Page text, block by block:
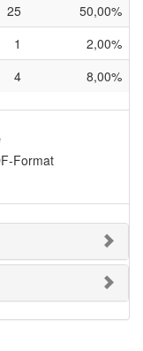
25
50,00%
1
2,00%
4 8,00%
Format